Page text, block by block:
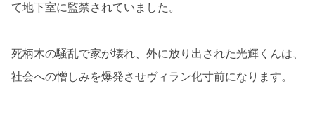
て地下室に監禁されていました。
死柄木の騒乱で家が壊れ、外に放り出された光輝くんは、
社会への憎しみを爆発させヴィラン化寸前になります。